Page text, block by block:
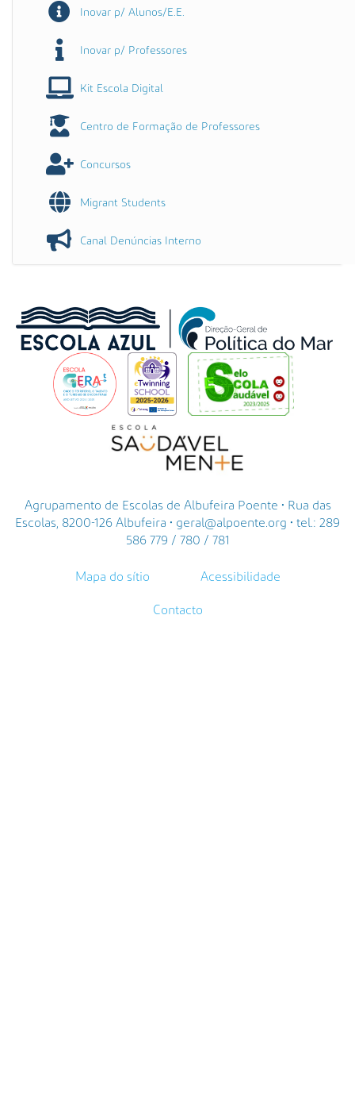
Inovar p/ Alunos/E.E.
Inovar p/ Professores
Kit Escola Digital
Centro de Formação de Professores
Concursos
Migrant Students
Canal Denúncias Interno
Agrupamento de Escolas de Albufeira Poente • Rua das
Escolas, 8200-126 Albufeira • geral@alpoente.org • tel.: 289
586 779 / 780 / 781
Mapa do sítio Acessibilidade
Contacto